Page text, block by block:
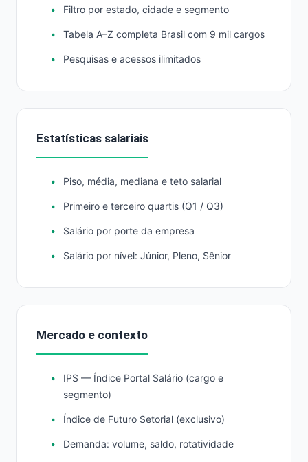
Filtro por estado, cidade e segmento
Tabela A–Z completa Brasil com 9 mil cargos
Pesquisas e acessos ilimitados
Estatísticas salariais
Piso, média, mediana e teto salarial
Primeiro e terceiro quartis (Q1 / Q3)
Salário por porte da empresa
Salário por nível: Júnior, Pleno, Sênior
Mercado e contexto
IPS — Índice Portal Salário (cargo e
segmento)
Índice de Futuro Setorial (exclusivo)
Demanda: volume, saldo, rotatividade